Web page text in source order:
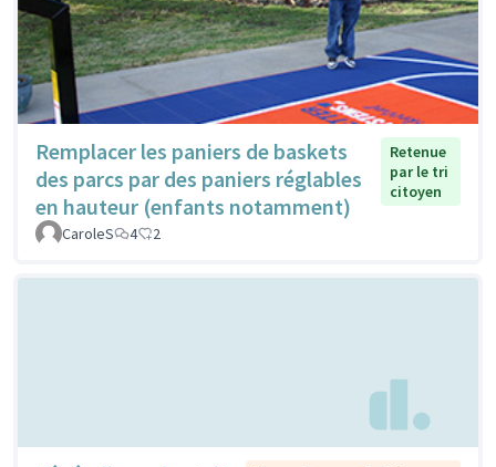
Remplacer les paniers de baskets
des parcs par des paniers réglables
en hauteur (enfants notamment)
Retenue
par le tri
citoyen
CaroleS 4 2